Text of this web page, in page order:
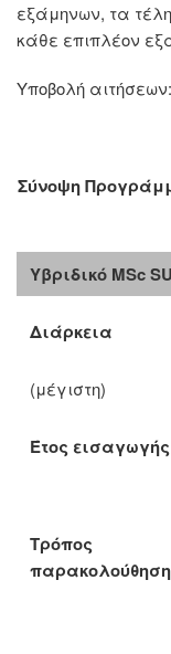
εξάμηνων, τα
κάθε επιπλέον
Υποβολή αιτήσεων:
Σύνοψη
Υβριδικό MSc
Διάρκεια
(μέγιστη)
Έτος εισαγωγής
Τρόπος